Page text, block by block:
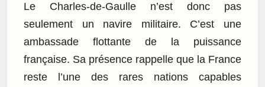
Le Charles-de-Gaulle n’est donc pas
seulement un navire militaire. C’est une
ambassade flottante de la puissance
française. Sa présence rappelle que la France
reste l’une des rares nations capables